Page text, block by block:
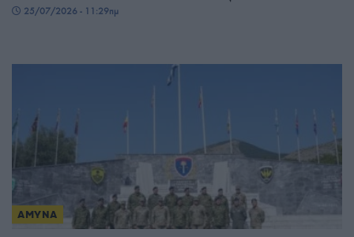
25/07/2026 - 11:29πμ
ΑΜΥΝΑ